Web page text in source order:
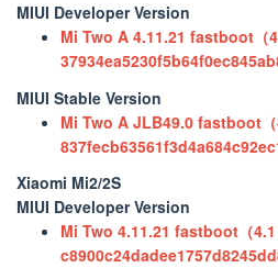
MIUI Developer Version
Mi Two A 4.11.21 fastboot（
MIUI Stable Version
Mi Two A JLB49.0 fastboot
Xiaomi Mi2/2S
MIUI Developer Version
Mi Two 4.11.21 fastboot（4.1